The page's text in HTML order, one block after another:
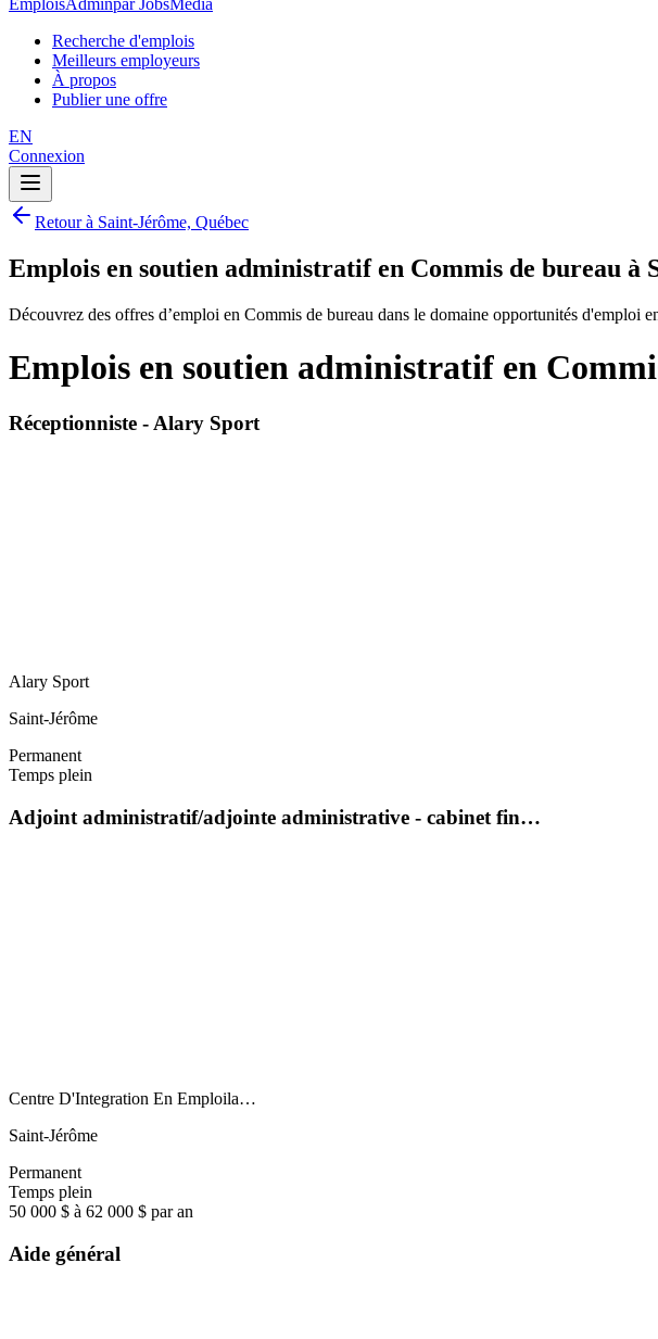
EmploisAdminpar JobsMedia
Recherche d'emplois
Meilleurs employeurs
À propos
Publier une offre
EN
Connexion
Retour à Saint-Jérôme, Québec
Emplois en soutien administratif en Commis de bureau à
Découvrez des offres d’emploi en Commis de bureau dans le domaine opportunités d'emploi
Emplois en soutien administratif en
Réceptionniste - Alary Sport
Alary Sport
Saint-Jérôme
Permanent
Temps plein
Adjoint administratif/adjointe administrative - cabinet fin…
Centre D'Integration En Emploila…
Saint-Jérôme
Permanent
Temps plein
50 000 $ à 62 000 $ par an
Aide général